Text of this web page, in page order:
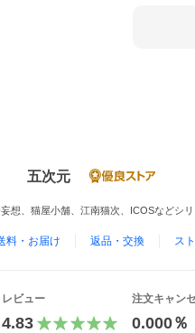
五次元
想、猫屋小舗、江南猫次、ICOSなどシ
料・お届け 返品・交換 ス
レビュー
4.83
注文キャン
0.000％